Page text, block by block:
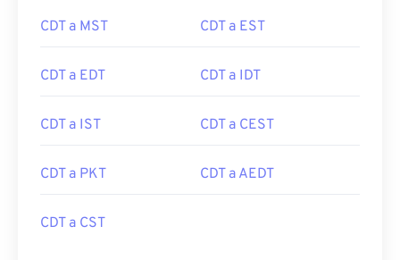
CDT a MST CDT a EST
CDT a EDT CDT a IDT
CDT a IST CDT a CEST
CDT a PKT CDT a AEDT
CDT a CST